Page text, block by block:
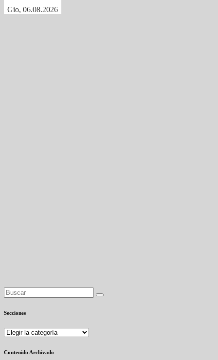
Gio, 06.08.2026
Secciones
Secciones
Contenido Archivado